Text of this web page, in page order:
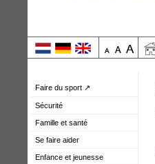
Faire du sport ↗
Sécurité
Famille et santé
Se faire aider
Enfance et jeunesse